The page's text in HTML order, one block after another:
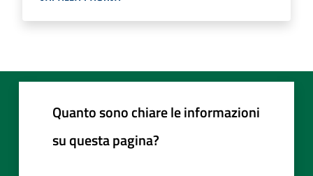
Quanto sono chiare le informazioni
su questa pagina?